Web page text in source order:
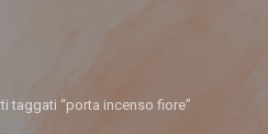
taggati “porta incenso fiore”